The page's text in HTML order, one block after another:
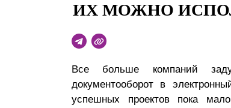
Карьера
История компании
Почему «Пепеляев Групп»?
ИХ МОЖНО
Все больше компаний
документооборот в
успешных проектов пока